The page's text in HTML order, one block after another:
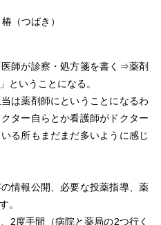
師が診察・処方箋を書く⇒薬剤
ということになる。
は薬剤師にということになるわ
ター自らとか看護師がドクター
る所もまだまだ多いように感じ
情報公開、必要な投薬指導、薬
。
2度手間（病院と薬局の2つ行く